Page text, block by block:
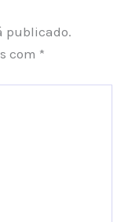
publicado.
com *